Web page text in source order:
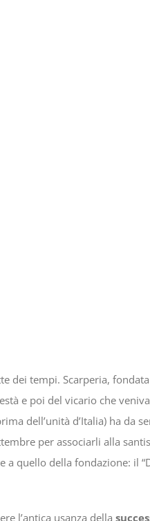
dei tempi. Scarperia,
e poi del vicario che
dell’unità d’Italia) ha da
per associarli alla
quello della fondazione: il
l’antica usanza della